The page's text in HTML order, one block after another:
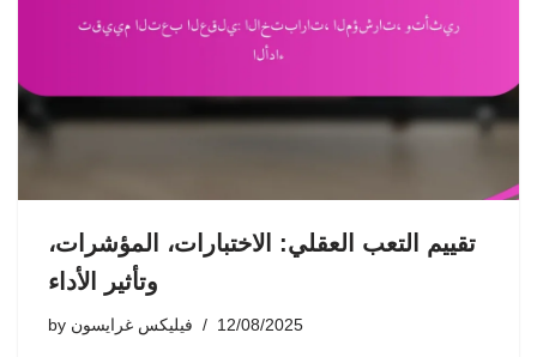
تقييم التعب العقلي: الاختبارات، المؤشرات،
وتأثير الأداء
by فيليكس غرايسون 12/08/2025